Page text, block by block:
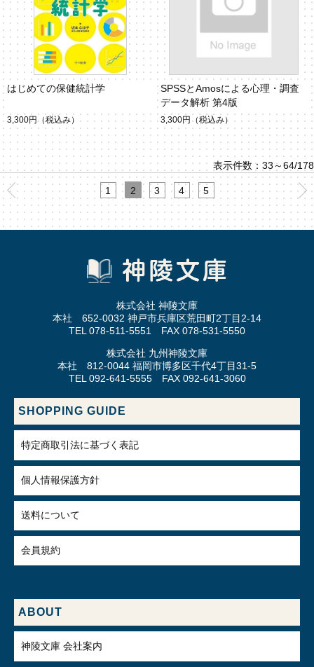
はじめての保健統計学
3,300円 （税込み）
SPSSとAmosによる心理・調査
データ解析 第4版
3,300円 （税込み）
表示件数：33～64/178
1 2 3 4 5
株式会社 神陵文庫
本社 652-0032 神戸市兵庫区荒田町2丁目2-14
TEL 078-511-5551 FAX 078-531-5550
株式会社 九州神陵文庫
本社 812-0044 福岡市博多区千代4丁目31-5
TEL 092-641-5555 FAX 092-641-3060
SHOPPING GUIDE
特定商取引法に基づく表記
個人情報保護方針
送料について
会員規約
ABOUT
神陵文庫 会社案内